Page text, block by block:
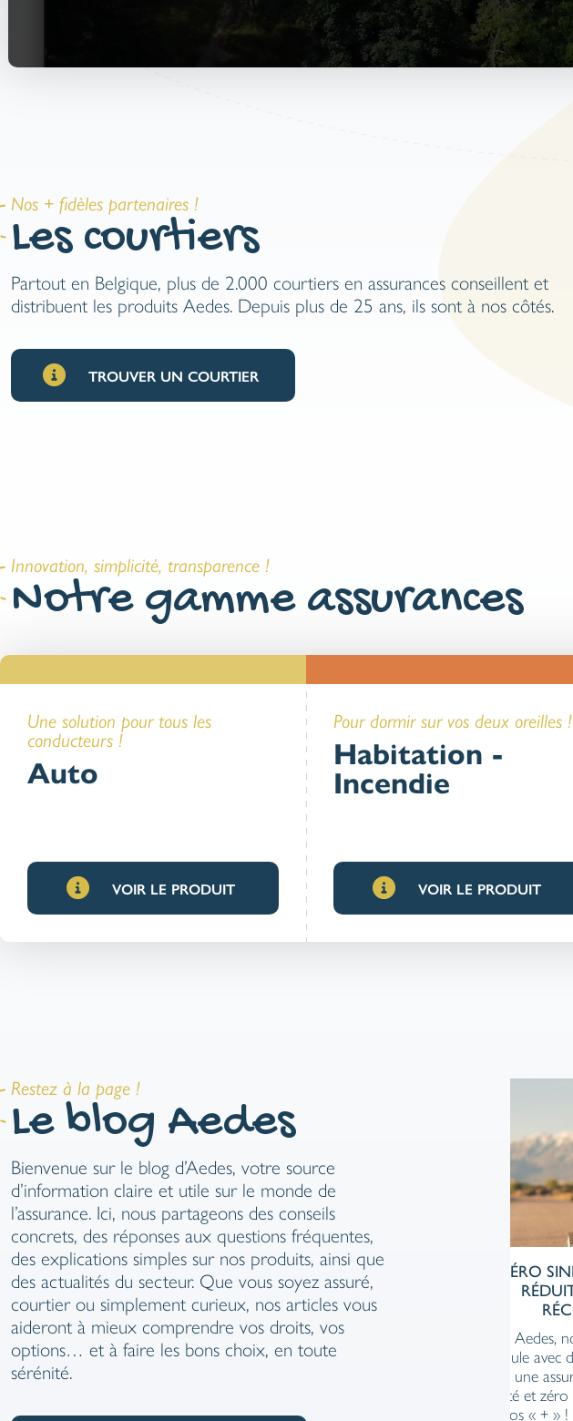
Nos + fidèles partenaires !
Les courtiers
Partout en Belgique, plus de 2.000 courtiers en assurances conseillent et
distribuent les produits Aedes. Depuis plus de 25 ans, ils sont à nos côtés.
TROUVER UN COURTIER
Innovation, simplicité, transparence !
Notre gamme assurances
Une solution pour tous les
conducteurs !
Auto
VOIR LE PRODUIT
Pour dormir sur vos deux oreilles !
Habitation -
Incendie
VOIR LE PRODUIT
Restez à la page !
Le blog Aedes
Bienvenue sur le blog d’Aedes, votre source
d’information claire et utile sur le monde de
l’assurance. Ici, nous partageons des conseils
concrets, des réponses aux questions fréquentes,
des explications simples sur nos produits, ainsi que
des actualités du secteur. Que vous soyez assuré,
courtier ou simplement curieux, nos articles vous
aideront à mieux comprendre vos droits, vos
options… et à faire les bons choix, en toute
sérénité.
FRANCHISE
: LA FIDÉLITÉ
!
vous proposons une
petits et grands « + ».
qui récompense
Il est temps de découvrir
QUELLES SONT LES
OBLIGATIONS LÉGALES POUR
L’ASSURANCE AUTO BELGE ?
En Belgique l’assurance auto est une
obligation pour tout propriétaire de
toutes les garanties ? On vous explique